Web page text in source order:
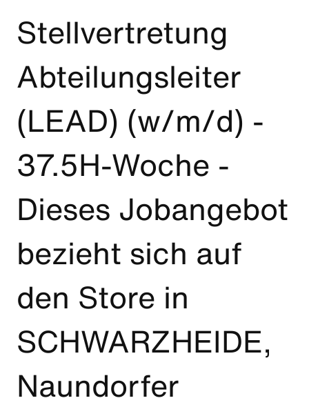
Stellvertretung
Abteilungsleiter
(LEAD) (w/m/d) -
37.5H-Woche -
Dieses Jobangebot
bezieht sich auf
den Store in
SCHWARZHEIDE,
Naundorfer